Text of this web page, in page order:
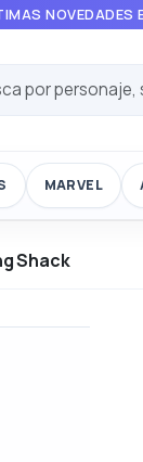
NOVEDADES
MARVEL
Shack